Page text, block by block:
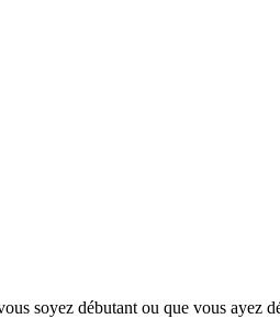
soyez débutant ou que vous ayez